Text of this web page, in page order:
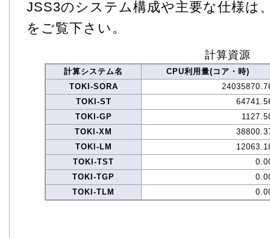
JSS3のシステム構成や主要な仕様は
をご覧下さい。
計算資源
計算システム名
CPU利用量(コア・時)
TOKI-SORA
TOKI-ST
TOKI-GP
TOKI-XM
TOKI-LM
TOKI-TST
TOKI-TGP
TOKI-TLM